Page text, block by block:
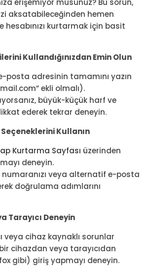
erişemiyor musunuz? Bu sorun,
aksatabileceğinden hemen
hesabınızı kurtarmak için basit
Kullandığınızdan Emin Olun
e-posta adresinin tamamını yazın
ekli olmalı).
büyük-küçük harf ve
ederek tekrar deneyin.
Kullanın
Kurtarma Sayfası üzerinden
deneyin.
numaranızı veya alternatif e-posta
doğrulama adımlarını
Tarayıcı Deneyin
veya cihaz kaynaklı sorunlar
cihazdan veya tarayıcıdan
gibi) giriş yapmayı deneyin.